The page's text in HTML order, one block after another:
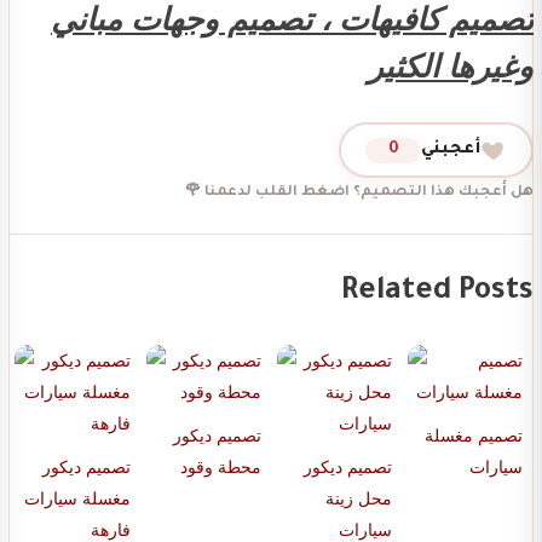
تصميم كافيهات ، تصميم وجهات مباني
وغيرها الكثير
أعجبني 0
هل أعجبك هذا التصميم؟ اضغط القلب لدعمنا 🌹
Related Posts
تصميم ديكور
مغسلة سيارات
فارهة
تصميم ديكور
محطة وقود
تصميم ديكور
محل زينة
سيارات
تصميم مغسلة
سيارات